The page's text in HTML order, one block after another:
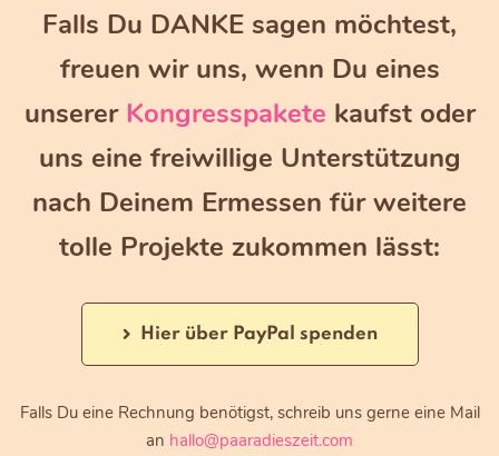
Falls Du DANKE sagen möchtest,
freuen wir uns, wenn Du eines
unserer Kongresspakete kaufst oder
uns eine freiwillige Unterstützung
nach Deinem Ermessen für weitere
tolle Projekte zukommen lässt:
Hier über PayPal spenden
Falls Du eine Rechnung benötigst, schreib uns gerne eine Mail
an hallo@paaradieszeit.com